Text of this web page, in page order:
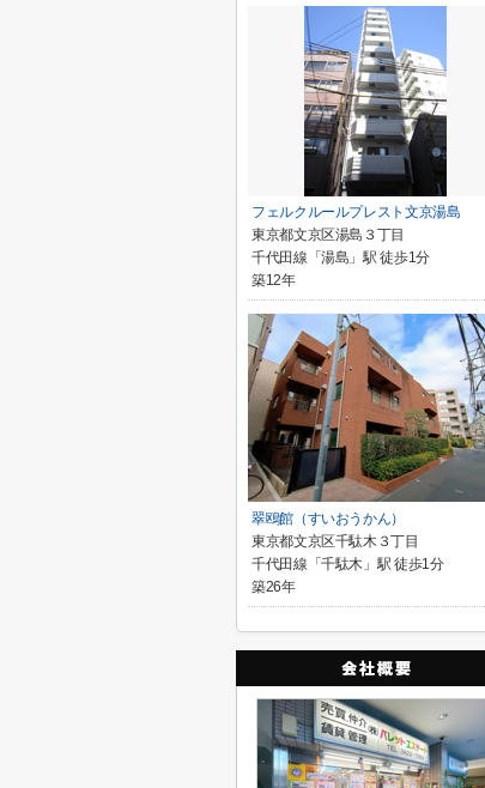
フェルクルールプレスト文京湯島
東京都文京区湯島３丁目
千代田線「湯島」駅 徒歩1分
築12年
翠鴎館（すいおうかん）
東京都文京区千駄木３丁目
千代田線「千駄木」駅 徒歩1分
築26年